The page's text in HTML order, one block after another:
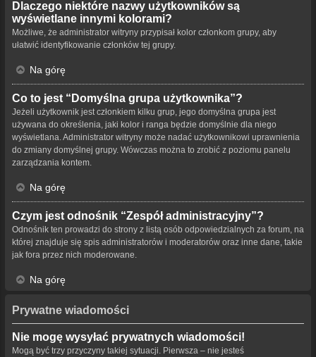
Dlaczego niektóre nazwy użytkowników są
wyświetlane innymi kolorami?
Możliwe, że administrator witryny przypisał kolor członkom grupy, aby
ułatwić identyfikowanie członków tej grupy.
Na górę
Co to jest “Domyślna grupa użytkownika”?
Jeżeli użytkownik jest członkiem kilku grup, jego domyślna grupa jest
używana do określenia, jaki kolor i ranga będzie domyślnie dla niego
wyświetlana. Administrator witryny może nadać użytkownikowi uprawnienia
do zmiany domyślnej grupy. Wówczas można to zrobić z poziomu panelu
zarządzania kontem.
Na górę
Czym jest odnośnik “Zespół administracyjny”?
Odnośnik ten prowadzi do strony z listą osób odpowiedzialnych za forum, na
której znajduje się spis administratorów i moderatorów oraz inne dane, takie
jak fora przez nich moderowane.
Na górę
Prywatne wiadomości
Nie mogę wysyłać prywatnych wiadomości!
Mogą być trzy przyczyny takiej sytuacji. Pierwsza – nie jesteś